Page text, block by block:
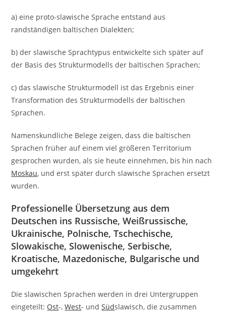
a) eine proto-slawische Sprache entstand aus
randständigen baltischen Dialekten;
b) der slawische Sprachtypus entwickelte sich später auf
der Basis des Strukturmodells der baltischen Sprachen;
c) das slawische Strukturmodell ist das Ergebnis einer
Transformation des Strukturmodells der baltischen
Sprachen.
Namenskundliche Belege zeigen, dass die baltischen
Sprachen früher auf einem viel größeren Territorium
gesprochen wurden, als sie heute einnehmen, bis hin nach
Moskau, und erst später durch slawische Sprachen ersetzt
wurden.
Professionelle Übersetzung aus dem
Deutschen ins Russische, Weißrussische,
Ukrainische, Polnische, Tschechische,
Slowakische, Slowenische, Serbische,
Kroatische, Mazedonische, Bulgarische und
umgekehrt
Die slawischen Sprachen werden in drei Untergruppen
eingeteilt: Ost-,West- undSüdslawisch, die zusammen